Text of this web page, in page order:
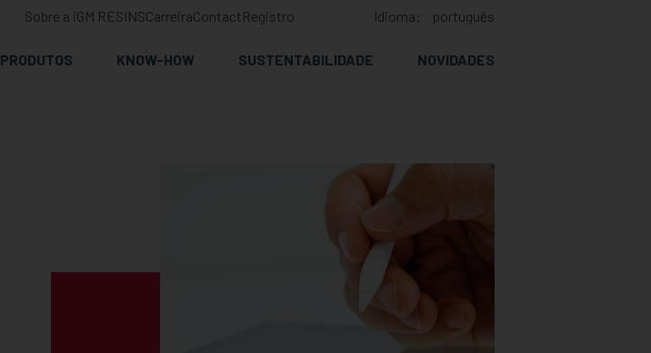
PRODUTOS KNOW-HOW SUSTENTABILIDADE NOVIDADES
Idioma: português
Sobre a iGM RESINSCarreiraContactRegistro